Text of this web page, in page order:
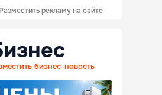
Разместить рекламу на сайте
бизнес-новость